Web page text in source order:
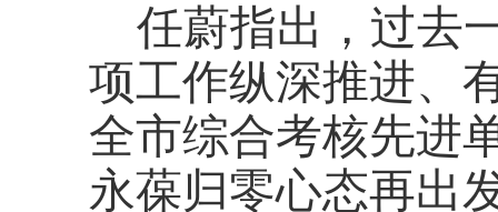
任蔚指出，过去
项工作纵深推进、
全市综合考核先进
永葆归零心态再出